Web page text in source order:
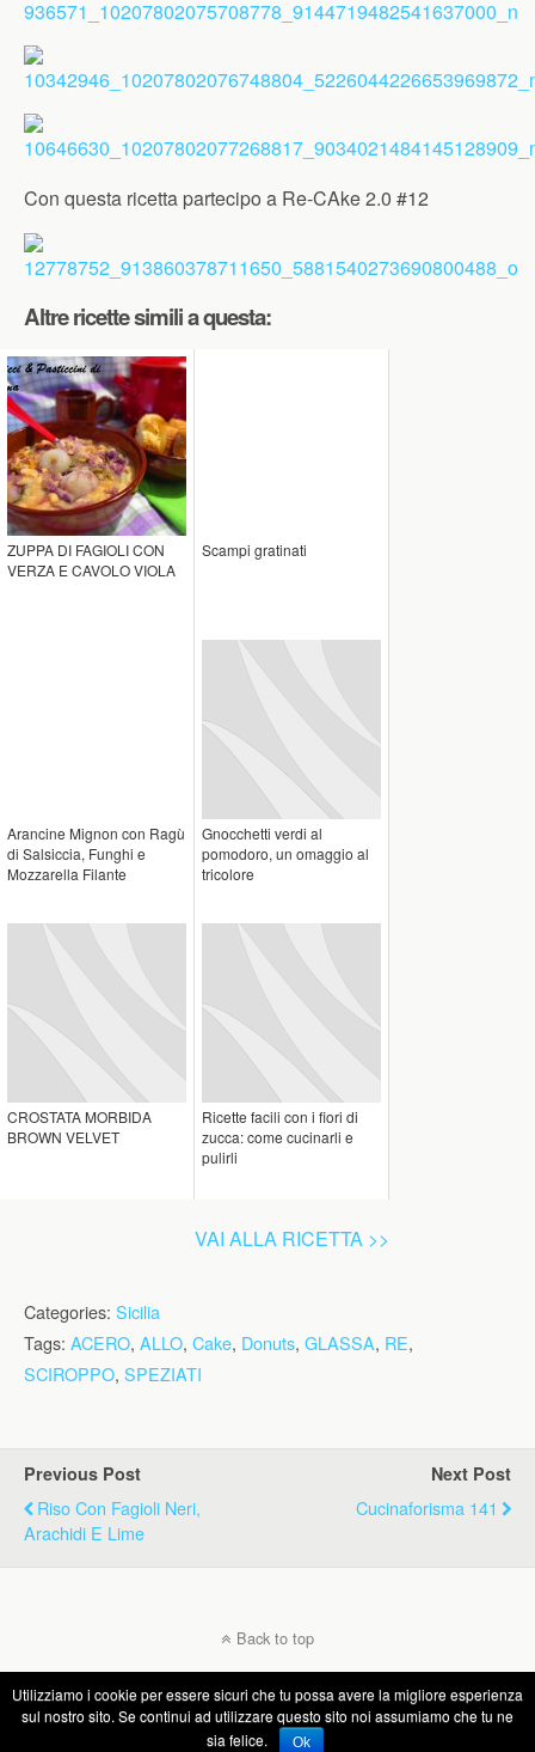
Con questa ricetta partecipo a Re-CAke 2.0 #12
Altre ricette simili a questa:
ZUPPA DI FAGIOLI CON
VERZA E CAVOLO VIOLA
Scampi gratinati
Arancine Mignon con Ragù
di Salsiccia, Funghi e
Mozzarella Filante
Gnocchetti verdi al
pomodoro, un omaggio al
tricolore
CROSTATA MORBIDA
BROWN VELVET
Ricette facili con i fiori di
zucca: come cucinarli e
pulirli
VAI ALLA RICETTA >>
Categories: Sicilia
Tags: ACERO, ALLO, Cake, Donuts, GLASSA, RE,
SCIROPPO, SPEZIATI
Previous Post
Riso Con Fagioli Neri,
Arachidi E Lime
Next Post
Cucinaforisma 141
Back to top
Mobile Desktop
Utilizziamo i cookie per essere sicuri che tu possa avere la migliore esperienza
sul nostro sito. Se continui ad utilizzare questo sito noi assumiamo che tu ne
sia felice.
Ok